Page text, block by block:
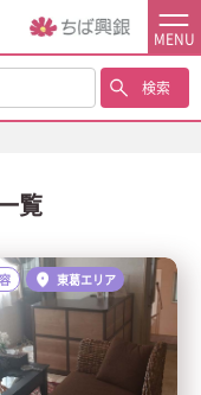
MENU
検索
覧
東葛エリア